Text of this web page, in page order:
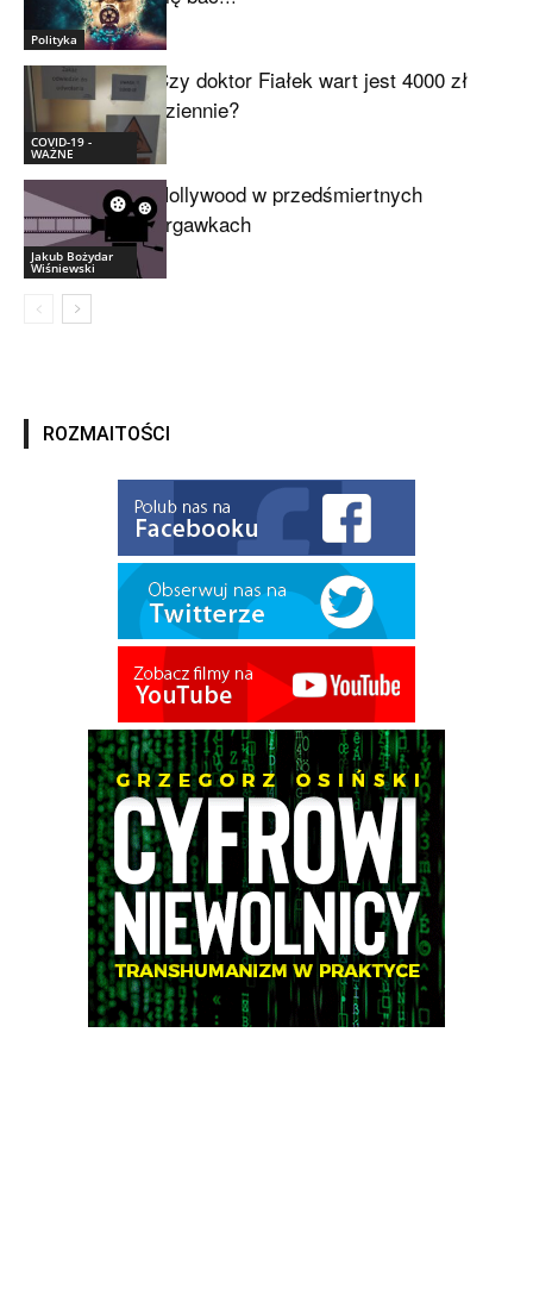
Polityka
COVID-19 -
WAŻNE
Czy doktor Fiałek wart jest 4000 zł
dziennie?
Jakub Bożydar
Wiśniewski
Hollywood w przedśmiertnych
drgawkach
ROZMAITOŚCI